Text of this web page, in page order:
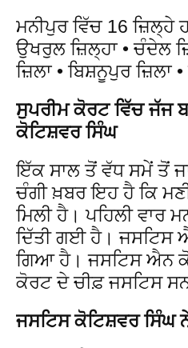
ਮਨੀਪੁਰ ਵਿੱਚ 16 ਜ਼ਿਲ੍ਹੇ
ਉਖਰੁਲ ਜ਼ਿਲ੍ਹਾ • ਚੰਦੇਲ
ਜ਼ਿਲਾ • ਬਿਸ਼ਨੂਪੁਰ ਜ਼ਿਲਾ
ਸੁਪਰੀਮ ਕੋਰਟ ਵਿੱਚ ਜੱਜ
ਕੋਟਿਸ਼ਵਰ ਸਿੰਘ
ਇੱਕ ਸਾਲ ਤੋਂ ਵੱਧ ਸਮੇਂ ਤੋਂ
ਚੰਗੀ ਖ਼ਬਰ ਇਹ ਹੈ ਕਿ
ਮਿਲੀ ਹੈ। ਪਹਿਲੀ ਵਾਰ
ਦਿੱਤੀ ਗਈ ਹੈ। ਜਸਟਿਸ
ਗਿਆ ਹੈ। ਜਸਟਿਸ ਐਨ
ਕੋਰਟ ਦੇ ਚੀਫ਼ ਜਸਟਿਸ
ਜਸਟਿਸ ਕੋਟਿਸ਼ਵਰ ਸਿੰਘ